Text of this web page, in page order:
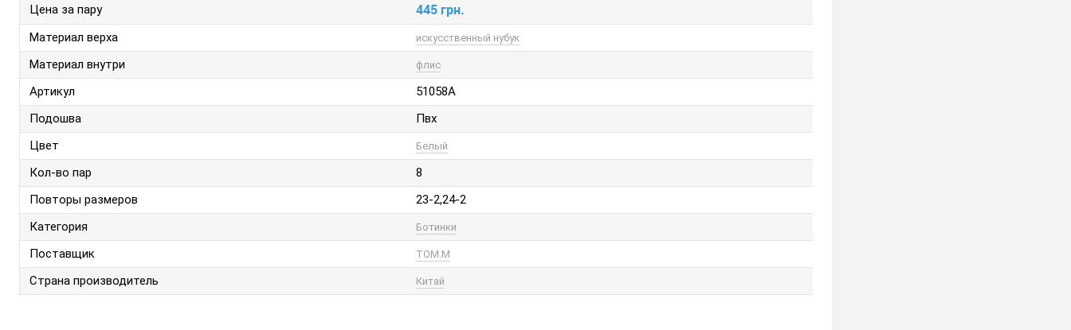
Цена за пару 445 грн.
Материал верха искусственный нубук
Материал внутри флис
Артикул
51058A
Подошва
Пвх
Цвет
Белый
Кол-во пар
8
Повторы размеров
23-2,24-2
Категория
Ботинки
Поставщик TOM.M
Страна производитель Китай